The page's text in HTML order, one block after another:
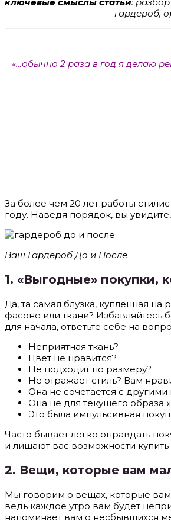
гардероб,
«…обычно 2 раза в год я делаю
За более чем 20 лет работы
году. Наведя порядок, вы
Ваш Гардероб До и После
1. «Выгодные» покупки,
Да, та самая блузка, купленная на
фасоне или ткани? Избавляйтесь
для начала, ответьте себе на
Неприятная ткань?
Цвет не нравится?
Не подходит по размеру?
Не отражает стиль? Вам
Она не сочетается с
Она не для текущего образа
Это была импульсивная
Часто бывает легко оправдать
и лишают вас возможности купить
2. Вещи, которые вам
Мы говорим о вещах, которые вам
ведь каждое утро вам будет
напоминает вам о несбывшихся